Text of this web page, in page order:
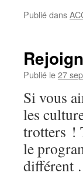
Publié dans
Publié le27
Si vous
les
trotters !
le
différent